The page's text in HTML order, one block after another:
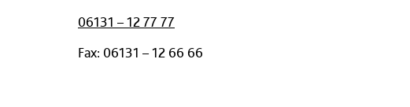
06131 – 12 77 77
Fax: 06131 – 12 66 66